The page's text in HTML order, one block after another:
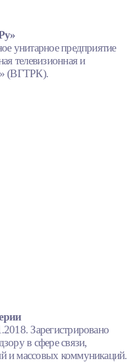
унитарное предприятие
телевизионная и
(ВГТРК).
Зарегистрировано
в сфере связи,
и массовых коммуникаций.